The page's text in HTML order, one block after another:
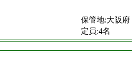
保管地:大阪府
定員:4名